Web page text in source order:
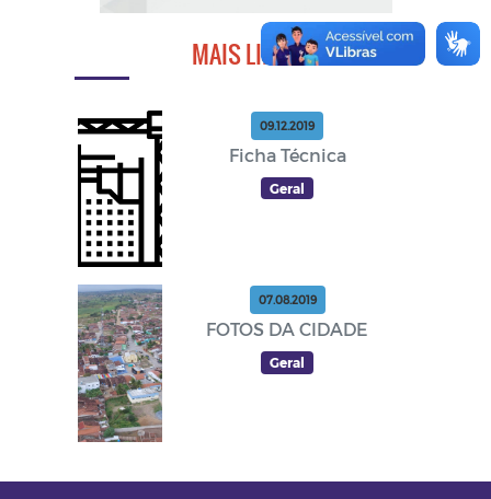
MAIS LIDAS
09.12.2019
Ficha Técnica
Geral
07.08.2019
FOTOS DA CIDADE
Geral